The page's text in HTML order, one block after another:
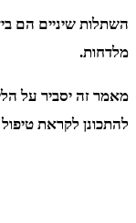
השתלות שיניים הם
מלדחות.
מאמר זה יסביר על
להתכונן לקראת